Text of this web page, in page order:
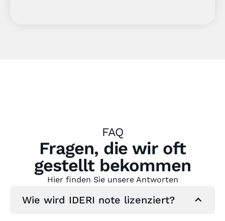
FAQ
Fragen, die wir oft
gestellt bekommen
Hier finden Sie unsere Antworten
Wie wird IDERI note lizenziert?